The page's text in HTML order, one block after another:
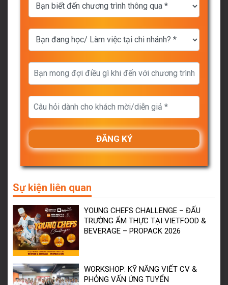
Sự kiện liên quan
YOUNG CHEFS CHALLENGE – ĐẤU
TRƯỜNG ẨM THỰC TẠI VIETFOOD &
BEVERAGE – PROPACK 2026
WORKSHOP: KỸ NĂNG VIẾT CV &
PHỎNG VẤN ỨNG TUYỂN